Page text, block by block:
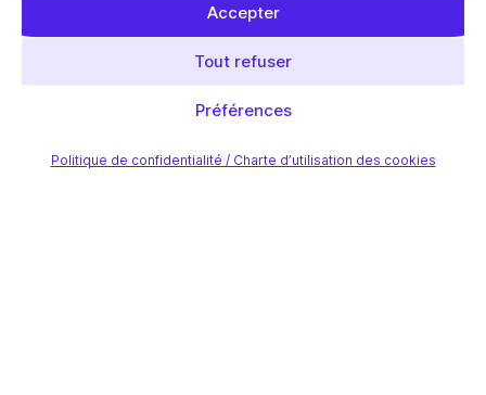
Accepter
Tout refuser
Préférences
Politique de confidentialité / Charte d’utilisation des cookies